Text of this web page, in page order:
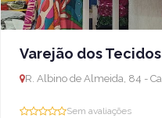
Varejão dos Tecidos
Sem avaliações